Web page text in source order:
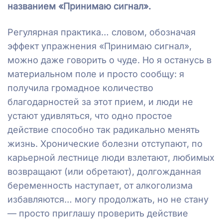
названием «Принимаю сигнал».
Регулярная практика… словом, обозначая
эффект упражнения «Принимаю сигнал»,
можно даже говорить о чуде. Но я останусь в
материальном поле и просто сообщу: я
получила громадное количество
благодарностей за этот прием, и люди не
устают удивляться, что одно простое
действие способно так радикально менять
жизнь. Хронические болезни отступают, по
карьерной лестнице люди взлетают, любимых
возвращают (или обретают), долгожданная
беременность наступает, от алкоголизма
избавляются… могу продолжать, но не стану
— просто приглашу проверить действие